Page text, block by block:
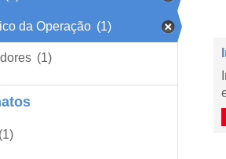
da Operação (1)
(1)
(1)